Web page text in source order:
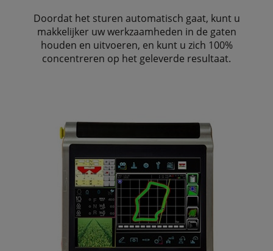
Doordat het sturen automatisch gaat, kunt u
makkelijker uw werkzaamheden in de gaten
houden en uitvoeren, en kunt u zich 100%
concentreren op het geleverde resultaat.